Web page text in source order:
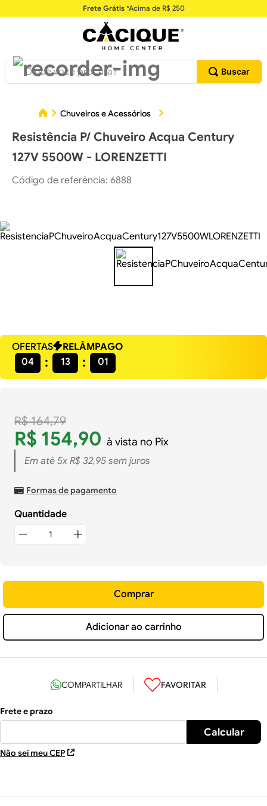
Frete Grátis*Acima de R$ 250
O que você procura?
Chuveiros e Acessórios
Resistência P/ Chuveiro Acqua Century
127V 5500W - LORENZETTI
Código de referência: 6888
OFERTAS
RELÂMPAGO
04
13 00
R$ 164,79
R$ 154,90 à vista no Pix
Em até 5x R$ 32,95sem juros
Formas de pagamento
Quantidade
Adicionar ao carrinho
Comprar
Não sei meu CEP